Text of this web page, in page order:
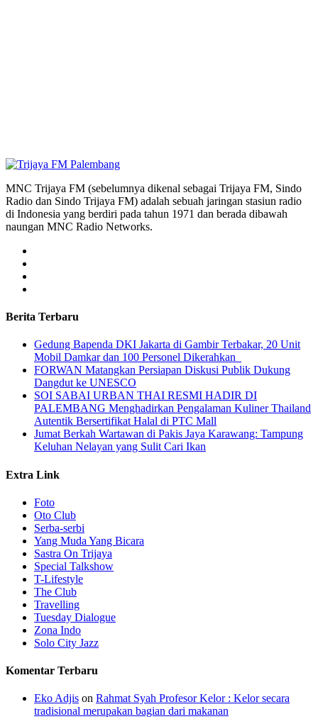
MNC Trijaya FM (sebelumnya dikenal sebagai Trijaya FM, Sindo
Radio dan Sindo Trijaya FM) adalah sebuah jaringan stasiun radio
di Indonesia yang berdiri pada tahun 1971 dan berada dibawah
naungan MNC Radio Networks.
Berita Terbaru
Gedung Bapenda DKI Jakarta di Gambir Terbakar, 20 Unit
Mobil Damkar dan 100 Personel Dikerahkan
FORWAN Matangkan Persiapan Diskusi Publik Dukung
Dangdut ke UNESCO
SOI SABAI URBAN THAI RESMI HADIR DI
PALEMBANG Menghadirkan Pengalaman Kuliner Thailand
Autentik Bersertifikat Halal di PTC Mall
Jumat Berkah Wartawan di Pakis Jaya Karawang: Tampung
Keluhan Nelayan yang Sulit Cari Ikan
Extra Link
Foto
Oto Club
Serba-serbi
Yang Muda Yang Bicara
Sastra On Trijaya
Special Talkshow
T-Lifestyle
The Club
Travelling
Tuesday Dialogue
Zona Indo
Solo City Jazz
Komentar Terbaru
Eko Adjis on Rahmat Syah Profesor Kelor : Kelor secara
tradisional merupakan bagian dari makanan